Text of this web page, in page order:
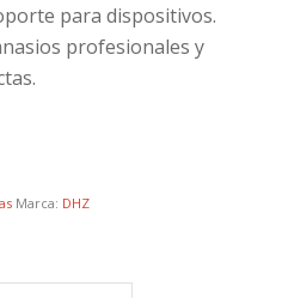
para dispositivos.
profesionales y
Marca: DHZ